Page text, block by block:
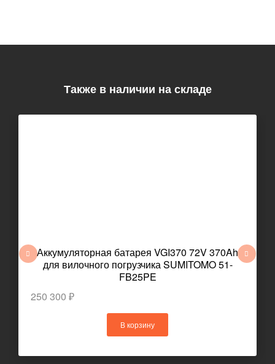
Также в наличии на складе
Аккумуляторная батарея VGI370 72V 370Ah
для вилочного погрузчика SUMITOMO 51-
FB25PE
250 300 ₽
В корзину